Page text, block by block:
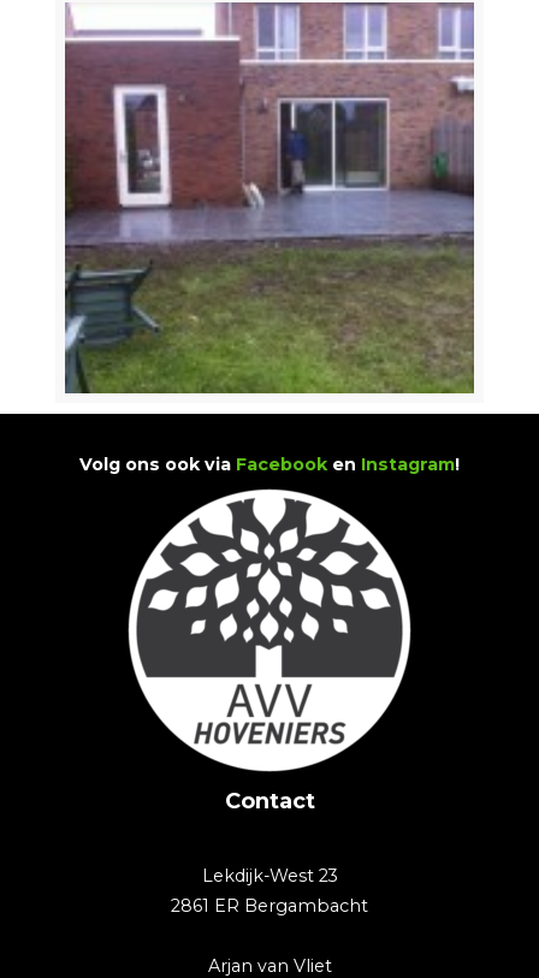
Volg ons ook via Facebooken Instagram!
Contact
Lekdijk-West 23
2861 ER Bergambacht
Arjan van Vliet